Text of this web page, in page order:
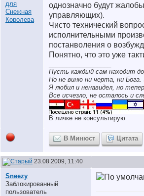
однозначно будут
управляющих).
Чисто технический
исполнительными
постанволения о
Понятно, что это уже
Пусть каждый сам находит
Но не виню ни черта, ни
Я любил и ненавидел, но
Все исчезло, не осталось и
В личке не консультирую
В Минюст Цитата
23.08.2009, 11:40
Sneezy
Заблокированный
пользователь